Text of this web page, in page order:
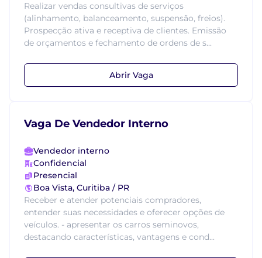
Realizar vendas consultivas de serviços
(alinhamento, balanceamento, suspensão, freios).
Prospecção ativa e receptiva de clientes. Emissão
de orçamentos e fechamento de ordens de s...
Abrir Vaga
Vaga De Vendedor Interno
Vendedor interno
Confidencial
Presencial
Boa Vista, Curitiba / PR
Receber e atender potenciais compradores,
entender suas necessidades e oferecer opções de
veículos. - apresentar os carros seminovos,
destacando características, vantagens e cond...